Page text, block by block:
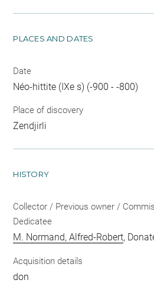
PLACES AND DATES
Date
Néo-hittite (IXe s) (-900 - -800)
Place of discovery
Zendjirli
HISTORY
Collector / Previous owner /
Dedicatee
M. Normand, Alfred-Robert,
Acquisition details
don